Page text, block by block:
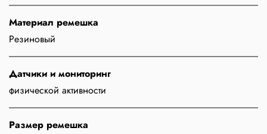
Материал ремешка
Резиновый
Датчики и мониторинг
физической активности
Размер ремешка